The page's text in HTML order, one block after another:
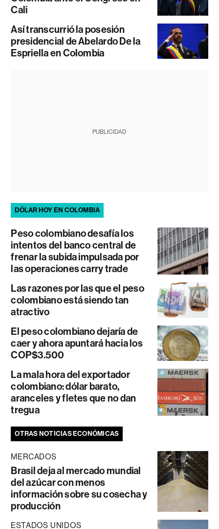
Cali
Así transcurrió la posesión
presidencial de Abelardo De la
Espriella en Colombia
PUBLICIDAD
DÓLAR HOY EN COLOMBIA
Peso colombiano desafía los
intentos del banco central de
frenar la subida impulsada por
las operaciones carry trade
Las razones por las que el peso
colombiano está siendo tan
atractivo
El peso colombiano dejaría de
caer y ahora apuntará hacia los
COP$3.500
La mala hora del exportador
colombiano: dólar barato,
aranceles y fletes que no dan
tregua
OTRAS NOTICIAS ECONÓMICAS
MERCADOS
Brasil deja al mercado mundial
del azúcar con menos
información sobre su cosecha y
producción
ESTADOS UNIDOS